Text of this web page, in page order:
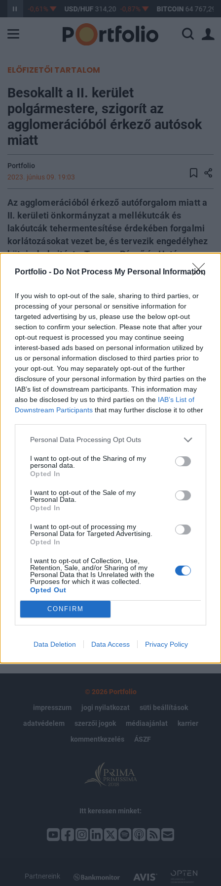
Portfolio - Do Not Process My Personal Information
If you wish to opt-out of the sale, sharing to third parties, or
processing of your personal or sensitive information for
targeted advertising by us, please use the below opt-out
section to confirm your selection. Please note that after your
opt-out request is processed you may continue seeing
interest-based ads based on personal information utilized by
us or personal information disclosed to third parties prior to
your opt-out. You may separately opt-out of the further
disclosure of your personal information by third parties on the
IAB’s list of downstream participants. This information may
also be disclosed by us to third parties on the IAB’s List of
Downstream Participants that may further disclose it to other
Personal Data Processing Opt Outs
I want to opt-out of the Sharing of my
personal data.
Opted In
I want to opt-out of the Sale of my
Personal Data.
Opted In
I want to opt-out of processing my
Personal Data for Targeted Advertising.
Opted In
I want to opt-out of Collection, Use,
Retention, Sale, and/or Sharing of my
Personal Data that Is Unrelated with the
Purposes for which it was collected.
Opted Out
CONFIRM
Data Deletion Data Access Privacy Policy
363,17 -0,61% USD/HUF 314,20 -0,87% BITCOIN 64 767,29
ELŐFIZETŐI TARTALOM
Besokallt a II. kerület
polgármestere, szigorít az
agglomerációból érkező autósok
miatt
Portfolio
2023. június 09. 19:03
Az agglomerációból érkező autóforgalom miatt a
II. kerületi önkormányzat a mellékutcák és
lakóutcák tehermentesítése érdekében forgalmi
korlátozásokat vezet be, és tervezik engedélyhez
kötni a behajtást a Tamara, Rézsű és Határ
utcákban. Őrsi Gergely polgármester szerint az
jelentős plusz költségeket jelent a kerületnek,
ezért ha nem találnak megoldást az érintett
agglomerációs települések vezetőivel, akkor
benyújtják nekik a számlát.
Budapest II. kerületének polgármestere, Őrsi Gergely a
Facebookon kiadott pénteki közleményében felhívja a
figyelmet arra, hogy az agglomerációból érkező átmenő
forgalom túlterhelheti a kerület lakóutcáit. Rámutat, hogy a
szomszédos településekről érkező autósok tönkreteszik a
kerület útjait, miközben nem járulnak hozzá azok
fenntartásához, és új lakóparkok építését...
KEDVES OLVASÓNK!
A keresett cikk a portfolio.hu hírarchívumához
regisztrációhoz kötött.
Portfolio.hu teljes cikkarchívum
Kötéslisták: BÉT elmúlt 2 év napon belüli
Előfizetés
MÁR ELŐFIZETŐNK VAGY?
© 2026 Portfolio
impresszum
jogi nyilatkozat
süti beállítások
adatvédelem
szerzői jogok médiaajánlat
karrier
kommentkezelés
ÁSZF
Itt keressen minket:
Partnereink